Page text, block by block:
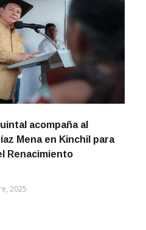
acompaña al
Mena en Kinchil para
Renacimiento
2025